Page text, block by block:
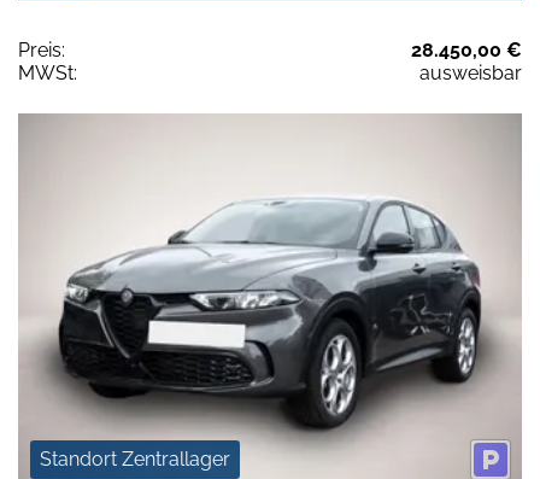
Preis:
28.450,00 €
MWSt:
ausweisbar
Standort Zentrallager